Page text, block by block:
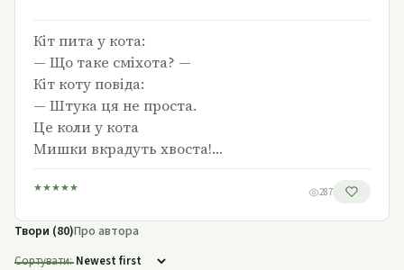
Кіт пита у кота:
— Що таке сміхота? —
Кіт коту повіда:
— Штука ця не проста.
Це коли у кота
Мишки вкрадуть хвоста!…
★★★★★ 287
Твори (80)Про автора
Сортувати: